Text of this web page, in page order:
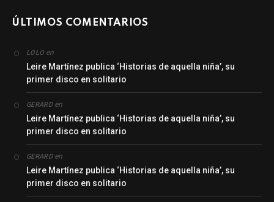
ÚLTIMOS COMENTARIOS
LOLO en
Leire Martínez publica ‘Historias de aquella niña’, su
primer disco en solitario
GERARDen
Leire Martínez publica ‘Historias de aquella niña’, su
primer disco en solitario
GERARDen
Leire Martínez publica ‘Historias de aquella niña’, su
primer disco en solitario